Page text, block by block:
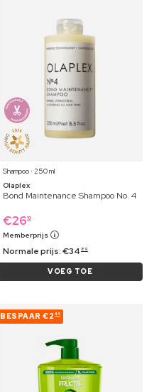
Shampoo ⋅ 250 ml
Olaplex
Bond Maintenance Shampoo No. 4
€2619
Memberprijs
Normale prijs:€34 89
VOEG TOE
BESPAAR €2 45